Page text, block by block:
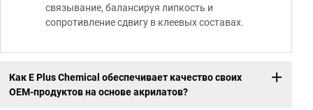
связывание, балансируя липкость и
сопротивление сдвигу в клеевых составах.
Как E Plus Chemical обеспечивает качество своих
OEM-продуктов на основе акрилатов?